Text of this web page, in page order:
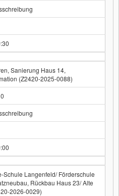
Sanierung Haus 14,
(Z2420-2025-0088)
Schule Langenfeld/ Förderschule
Rückbau Haus 23/ Alte
2026-0029)